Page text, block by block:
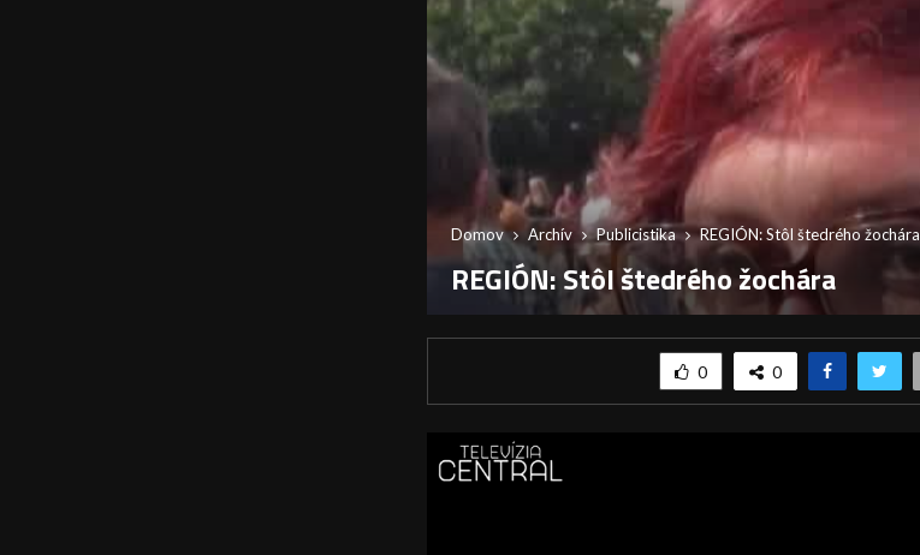
Domov Archív Publicistika REGIÓN: Stôl štedrého žochára
REGIÓN: Stôl štedrého žochára
0 0